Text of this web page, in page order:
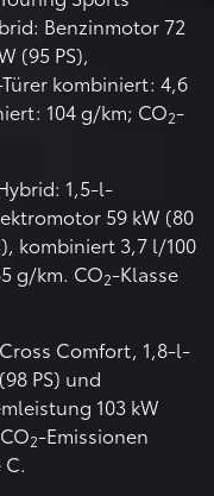
Benzinmotor 72
(95 PS),
kombiniert: 4,6
104 g/km; CO2-
1,5-l-
59 kW (80
kombiniert 3,7 l/100
g/km. CO2-Klasse
Comfort, 1,8-l-
PS) und
103 kW
2-Emissionen